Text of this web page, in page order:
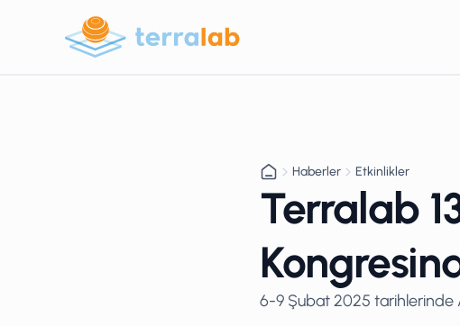
Haberler Etkinlikler
Terralab
6-9 Şubat 2025 tarihlerinde